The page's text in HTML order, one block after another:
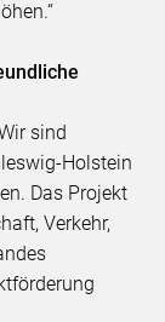
sind
Holstein
Das Projekt
Verkehr,